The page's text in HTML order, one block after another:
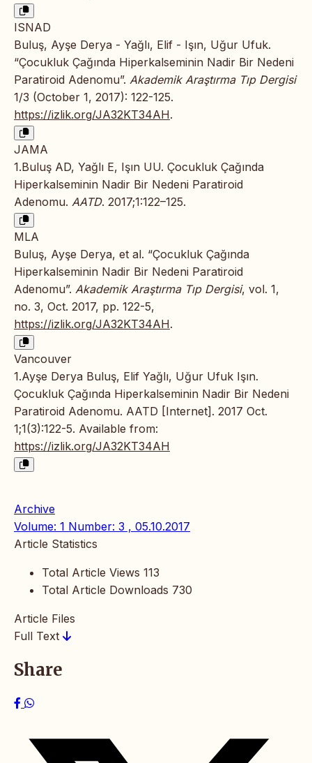
ISNAD
Buluş, Ayşe Derya - Yağlı, Elif - Işın, Uğur Ufuk.
“Çocukluk Çağında Hiperkalseminin Nadir Bir Nedeni
Paratiroid Adenomu”. Akademik Araştırma Tıp Dergisi
1/3 (October 1, 2017): 122-125.
https://izlik.org/JA32KT34AH.
JAMA
1.Buluş AD, Yağlı E, Işın UU. Çocukluk Çağında
Hiperkalseminin Nadir Bir Nedeni Paratiroid
Adenomu. AATD. 2017;1:122–125.
MLA
Buluş, Ayşe Derya, et al. “Çocukluk Çağında
Hiperkalseminin Nadir Bir Nedeni Paratiroid
Adenomu”. Akademik Araştırma Tıp Dergisi, vol. 1,
no. 3, Oct. 2017, pp. 122-5,
https://izlik.org/JA32KT34AH.
Vancouver
1.Ayşe Derya Buluş, Elif Yağlı, Uğur Ufuk Işın.
Çocukluk Çağında Hiperkalseminin Nadir Bir Nedeni
Paratiroid Adenomu. AATD [Internet]. 2017 Oct.
1;1(3):122-5. Available from:
https://izlik.org/JA32KT34AH
Archive
Volume: 1 Number: 3 , 05.10.2017
Article Statistics
Total Article Views 113
Total Article Downloads 730
Article Files
Full Text
Share